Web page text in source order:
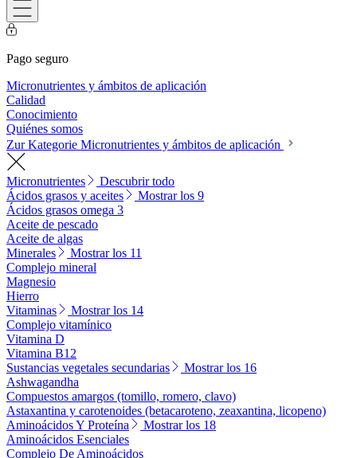
Pago seguro
Micronutrientes y ámbitos de aplicación
Calidad
Conocimiento
Quiénes somos
Zur Kategorie Micronutrientes y ámbitos de aplicación
Micronutrientes
Descubrir todo
Ácidos grasos y aceites
Mostrar los 9
Ácidos grasos omega 3
Aceite de pescado
Aceite de algas
Minerales
Mostrar los 11
Complejo mineral
Magnesio
Hierro
Vitaminas
Mostrar los 14
Complejo vitamínico
Vitamina D
Vitamina B12
Sustancias vegetales secundarias
Mostrar los 16
Ashwagandha
Compuestos amargos (tomillo, romero, clavo)
Astaxantina y carotenoides (betacaroteno, zeaxantina, licopeno)
Aminoácidos Y Proteína
Mostrar los 18
Aminoácidos Esenciales
Complejo De Aminoácidos